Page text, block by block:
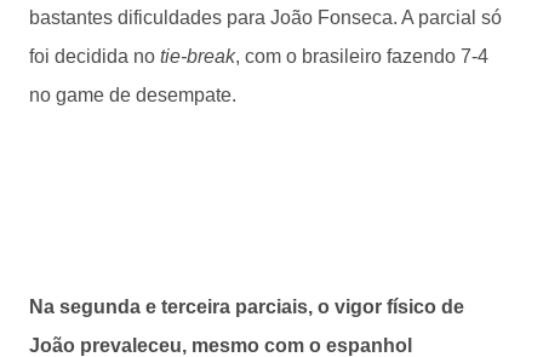
bastantes dificuldades para João Fonseca. A parcial só
foi decidida no tie-break, com o brasileiro fazendo 7-4
no game de desempate.
Na segunda e terceira parciais, o vigor físico de
João prevaleceu, mesmo com o espanhol